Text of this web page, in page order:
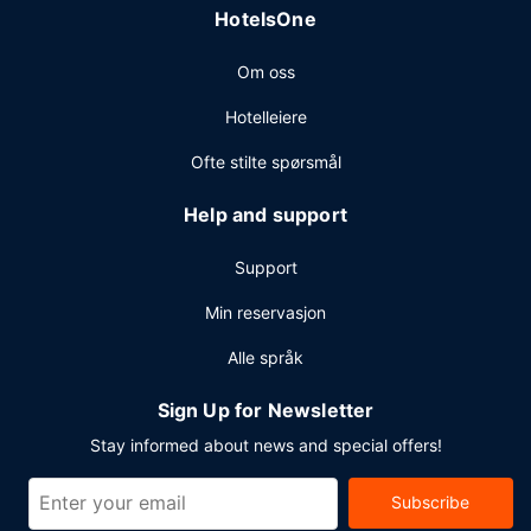
HotelsOne
Om oss
Hotelleiere
Ofte stilte spørsmål
Help and support
Support
Min reservasjon
Alle språk
Sign Up for Newsletter
Stay informed about news and special offers!
Subscribe